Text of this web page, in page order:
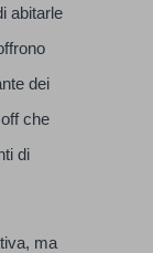
abitarle
dei
che
di
ma